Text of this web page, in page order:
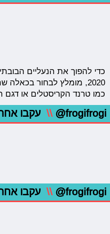
כדי להפוך את הנעליים
2020, מומלץ לבחור
כמו טרנד הקריסטלים או דגם
@frogifrogi
\\ עקבו
@frogifrogi
\\ עקבו